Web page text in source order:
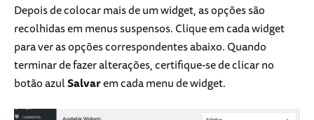
Depois de colocar mais de um widget, as opções são
recolhidas em menus suspensos. Clique em cada widget
para ver as opções correspondentes abaixo. Quando
terminar de fazer alterações, certifique-se de clicar no
botão azulSalvarem cada menu de widget.